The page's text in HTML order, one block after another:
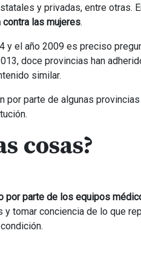
y privadas, entre otras.
las mujeres.
y el año 2009 es preciso
doce provincias han
similar.
parte de algunas
cosas?
por parte de los equipos
tomar conciencia de lo que